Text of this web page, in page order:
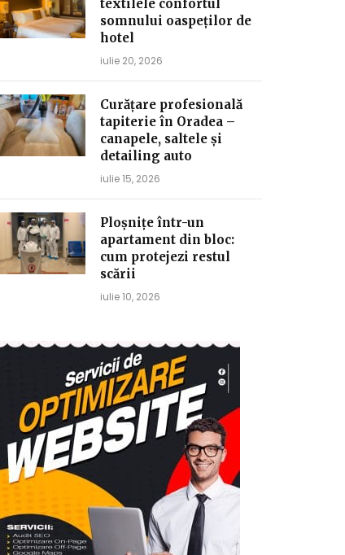
textilele confortul
somnului oaspeților de
hotel
iulie 20, 2026
Curățare profesională
tapiterie în Oradea –
canapele, saltele și
detailing auto
iulie 15, 2026
Ploșnițe într-un
apartament din bloc:
cum protejezi restul
scării
iulie 10, 2026